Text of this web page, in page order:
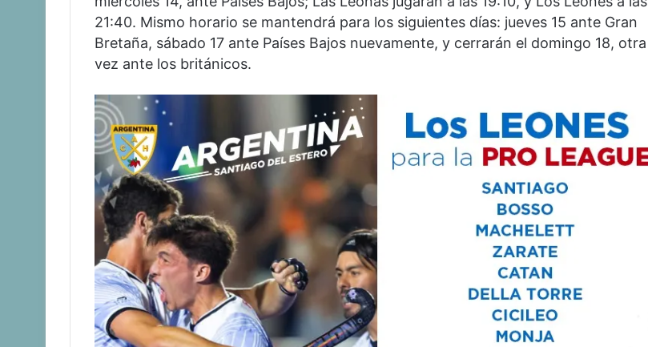
21:40. Mismo horario se mantendrá para los siguientes días: jueves 15 ante Gran
Bretaña, sábado 17 ante Países Bajos nuevamente, y cerrarán el domingo 18, otra
vez ante los británicos.